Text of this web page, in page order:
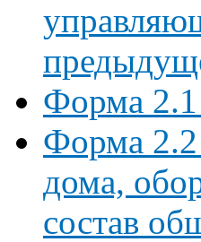
Форма 2.1
Форма 2.2
дома,
состав